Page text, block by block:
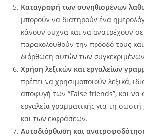
Καταγραφή των συνηθισμένων
μπορούν να διατηρούν ένα
κάνουν συχνά και να ανατρέχουν
παρακολουθούν την πρόοδό τους
διόρθωση αυτών των
Χρήση λεξικών και εργαλείων
πρέπει να χρησιμοποιούν λεξικά,
αποφυγή των “False friends”, και να
εργαλεία γραμματικής για τη
και των εκφράσεων.
Αυτοδιόρθωση και